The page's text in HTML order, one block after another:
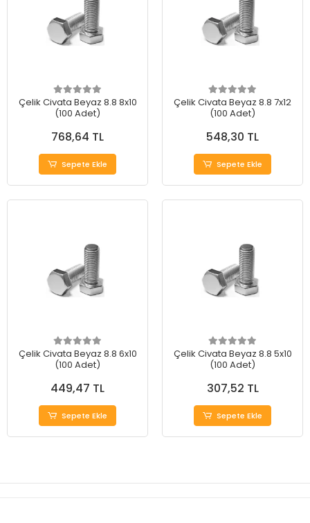
Çelik Civata Beyaz 8.8 8x10
(100 Adet)
768,64 TL
Sepete Ekle
Çelik Civata Beyaz 8.8 7x12
(100 Adet)
548,30 TL
Sepete Ekle
Çelik Civata Beyaz 8.8 6x10
(100 Adet)
449,47 TL
Sepete Ekle
Çelik Civata Beyaz 8.8 5x10
(100 Adet)
307,52 TL
Sepete Ekle